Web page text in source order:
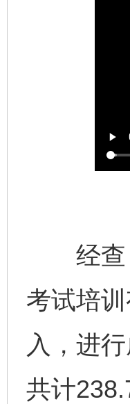
经查，
考试培
入，进
共计